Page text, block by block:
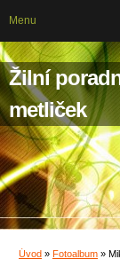
Žilní
metliček
Úvod » Fotoalbum »
Menu